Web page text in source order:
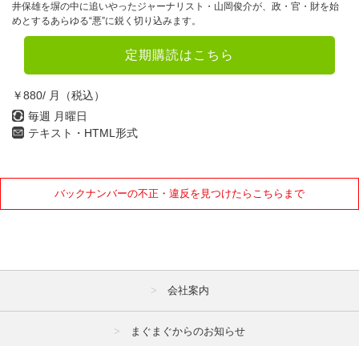
井保雄を塀の中に追いやったジャーナリスト・山岡俊介が、政・官・財を始
めとするあらゆる“悪”に鋭く切り込みます。
定期購読はこちら
￥880/ 月（税込）
毎週 月曜日
テキスト・HTML形式
バックナンバーの不正・違反を見つけたらこちらまで
会社案内
まぐまぐからのお知らせ